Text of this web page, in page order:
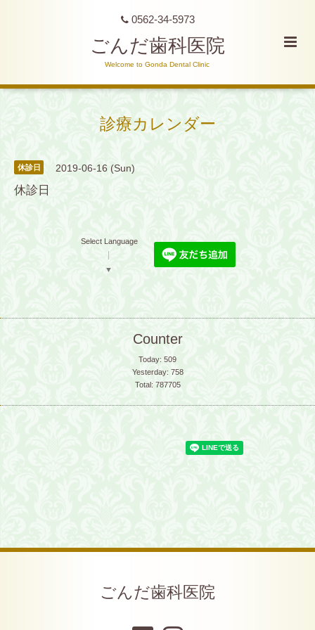
0562-34-5973
ごんだ歯科医院
Welcome to Gonda Dental Clinic
診療カレンダー
休診日 2019-06-16 (Sun)
休診日
Select Language
▼
Counter
Today: 509
Yesterday: 758
Total: 787705
ごんだ歯科医院